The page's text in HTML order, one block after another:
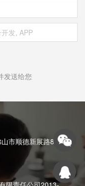
发送给您
市顺德新展路82号